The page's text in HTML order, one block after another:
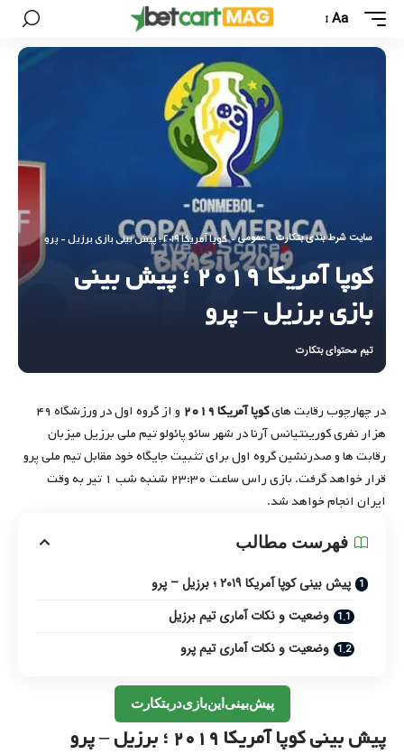
Aa
سایت شرط بندی بتکارت - عمومی - کوپا آمریکا ۲۰۱۹ ؛ پیش بینی بازی برزیل – پرو
کوپا آمریکا ۲۰۱۹ ؛ پیش بینی
بازی برزیل – پرو
تیم محتوای بتکارت
در چهارچوب رقابت هایکوپا آمریکا ۲۰۱۹
و از گروه اول در ورزشگاه ۴۹
هزار نفری کورینتیانس آرنا در شهر سائو پائولو تیم ملی برزیل میزبان
رقابت ها و صدرنشین گروه اول برای تثبیت جایگاه خود مقابل تیم ملی پرو
قرار خواهد گرفت. بازی راس ساعت ۲۳:۳۰ شنبه شب ۱ تیر به وقت
ایران انجام خواهد شد.
فهرست مطالب
پیش بینی کوپا آمریکا ۲۰۱۹ ؛ برزیل – پرو
وضعیت و نکات آماری تیم برزیل
وضعیت و نکات آماری تیم پرو
پیشبینی اینبازیدربتکارت
پیش بینی کوپا آمریکا ۲۰۱۹ ؛ برزیل – پرو